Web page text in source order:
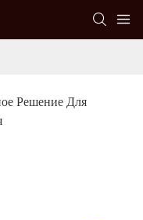
Решение Для